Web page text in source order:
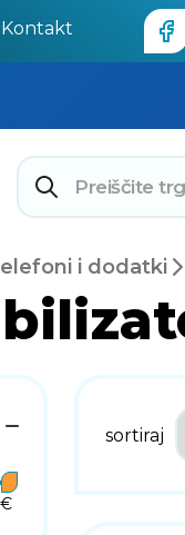
Kontakt
i dodatki
sortiraj